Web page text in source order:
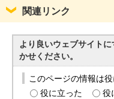
関連リンク
より良いウェブサイト
かせください。
このページの情報は
役に立った
役